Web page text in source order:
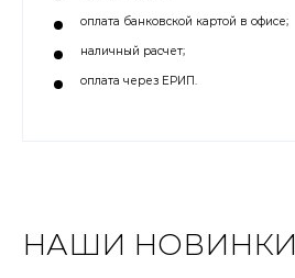
оплата банковской картой в офисе;
наличный расчет;
оплата через ЕРИП.
НАШИ НОВИНКИ